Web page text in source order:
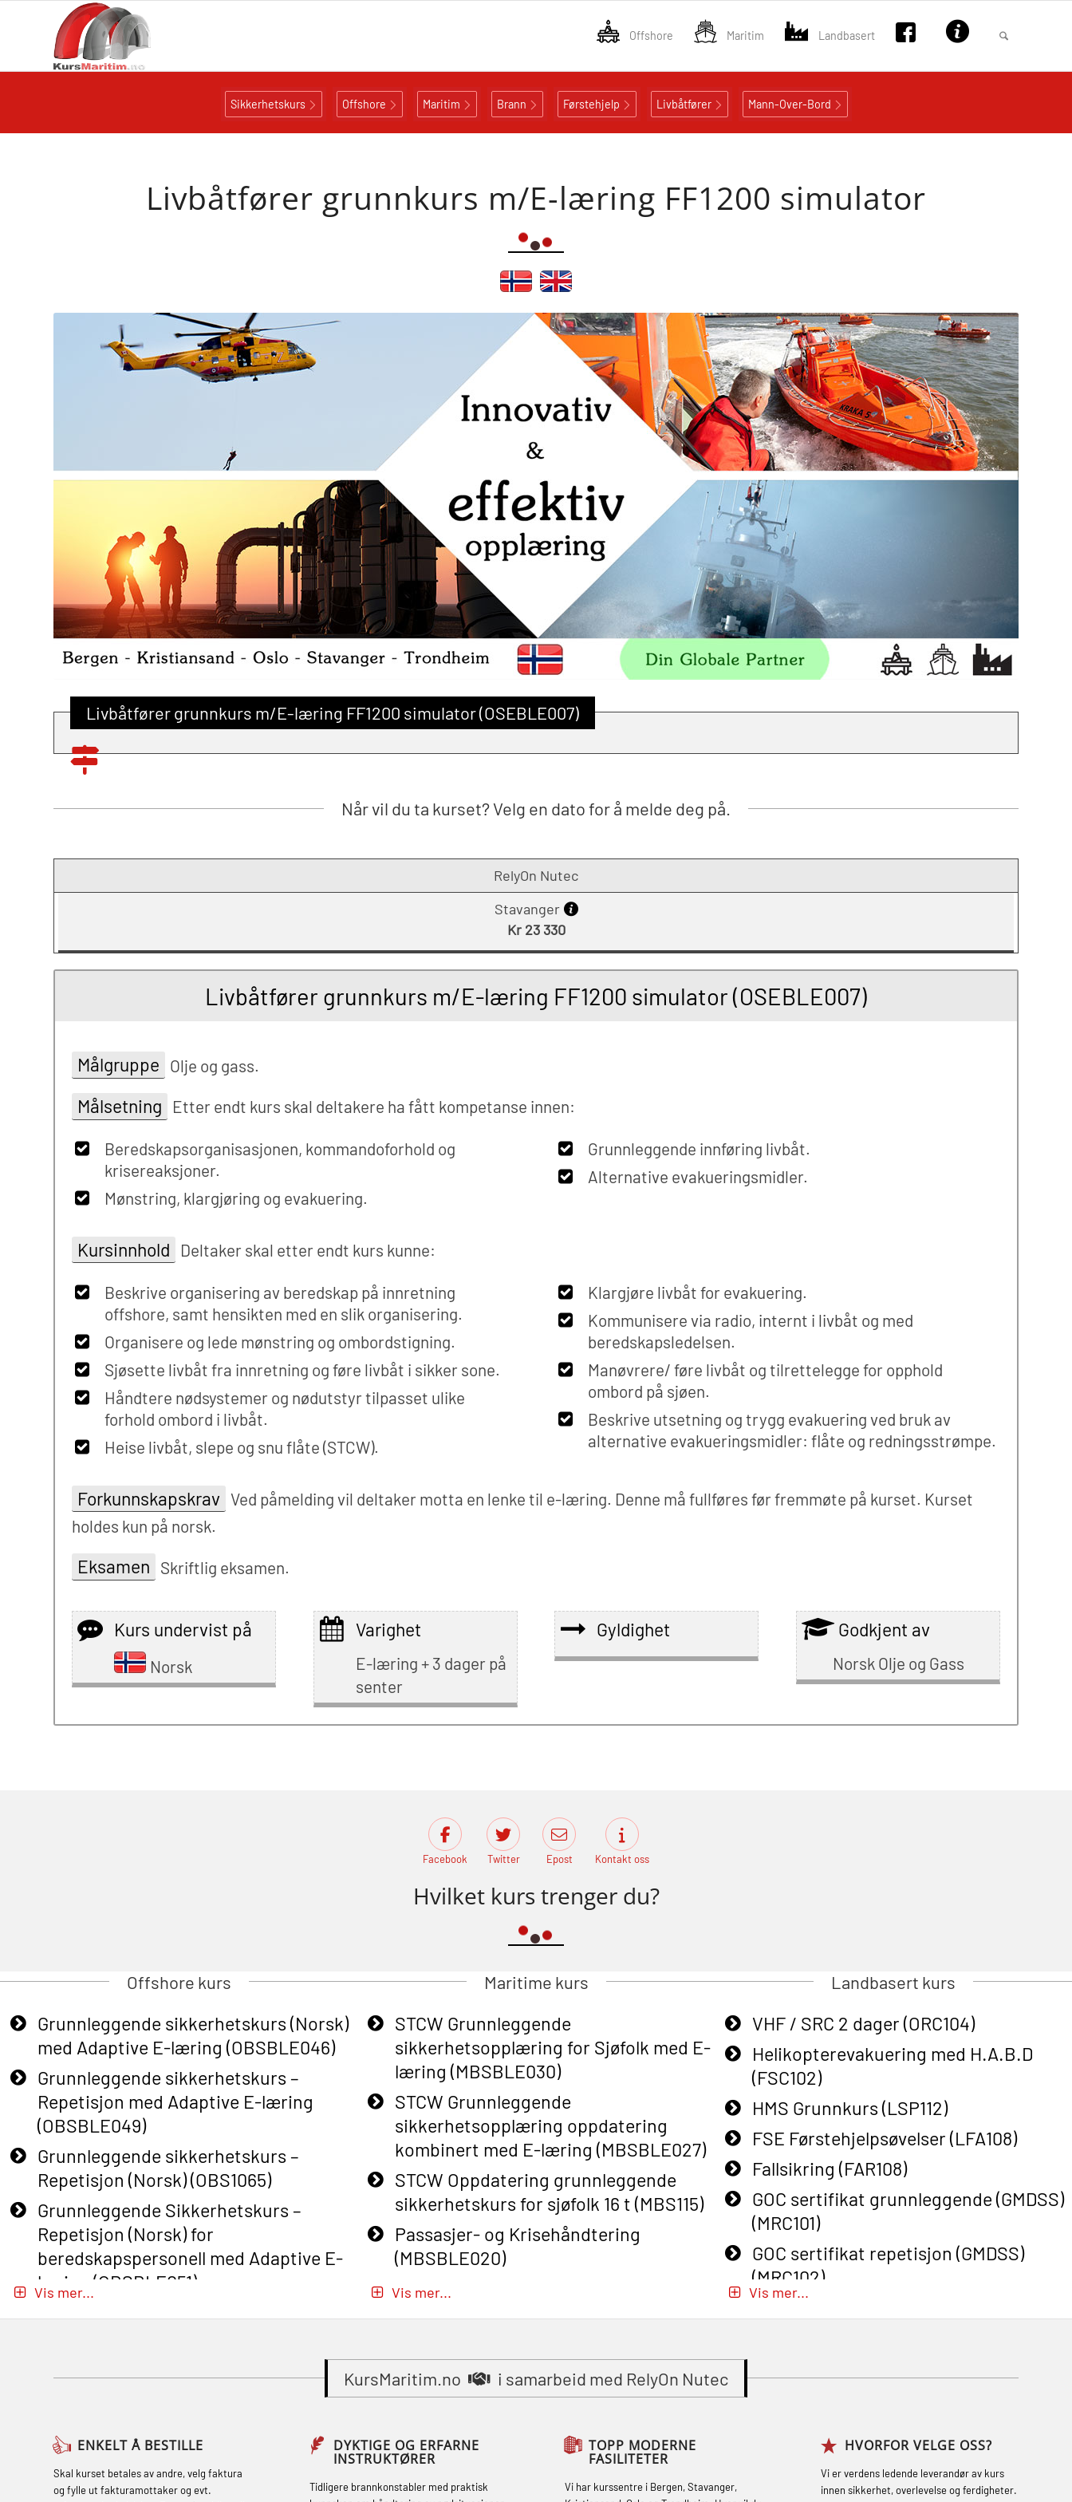
Offshore Maritim Landbasert
Sikkerhetskurs Offshore Maritim Brann Førstehjelp Livbåtfører Mann-Over-Bord
Livbåtfører grunnkurs m/E-læring FF1200 simulator
Livbåtfører grunnkurs m/E-læring FF1200 simulator (OSEBLE007)
Når vil du ta kurset? Velg en dato for å melde deg på.
RelyOn Nutec
Stavanger
Kr 23 330
Livbåtfører grunnkurs m/E-læring FF1200 simulator (OSEBLE007)
Målgruppe Olje og gass.
Målsetning Etter endt kurs skal deltakere ha fått kompetanse innen:
Beredskapsorganisasjonen, kommandoforhold og
krisereaksjoner.
Mønstring, klargjøring og evakuering.
Grunnleggende innføring livbåt.
Alternative evakueringsmidler.
Kursinnhold Deltaker skal etter endt kurs kunne:
Beskrive organisering av beredskap på innretning
offshore, samt hensikten med en slik organisering.
Organisere og lede mønstring og ombordstigning.
Sjøsette livbåt fra innretning og føre livbåt i sikker sone.
Håndtere nødsystemer og nødutstyr tilpasset ulike
forhold ombord i livbåt.
Heise livbåt, slepe og snu flåte (STCW).
Klargjøre livbåt for evakuering.
Kommunisere via radio, internt i livbåt og med
beredskapsledelsen.
Manøvrere/ føre livbåt og tilrettelegge for opphold
ombord på sjøen.
Beskrive utsetning og trygg evakuering ved bruk av
alternative evakueringsmidler: flåte og redningsstrømpe.
Forkunnskapskrav Ved påmelding vil deltaker motta en lenke til e-læring. Denne må fullføres før fremmøte på kurset. Kurset
holdes kun på norsk.
Eksamen Skriftlig eksamen.
Kurs undervist på
Norsk
Varighet
E-læring + 3 dager på
senter
Gyldighet Godkjent av
Norsk Olje og Gass
Facebook Twitter Epost Kontakt oss
Hvilket kurs trenger du?
Offshore kurs
Grunnleggende sikkerhetskurs (Norsk)
med Adaptive E-læring (OBSBLE046)
Grunnleggende sikkerhetskurs –
Repetisjon med Adaptive E-læring
(OBSBLE049)
Grunnleggende sikkerhetskurs –
Repetisjon (Norsk) (OBS1065)
Grunnleggende Sikkerhetskurs –
Repetisjon (Norsk) for
beredskapspersonell med Adaptive E-
læring (OBSBLE051)
Basic Safety Training – Refresher
Course (English) (OBS1063)
Vis mer...
Maritime kurs
STCW Grunnleggende
sikkerhetsopplæring for Sjøfolk med E-
læring (MBSBLE030)
STCW Grunnleggende
sikkerhetsopplæring oppdatering
kombinert med E-læring (MBSBLE027)
STCW Oppdatering grunnleggende
sikkerhetskurs for sjøfolk 16 t (MBS115)
Passasjer- og Krisehåndtering
(MBSBLE020)
Passasjer- og Krisehåndtering
sikkerhetsopplæring for fiskere
(MBSBLE031)
sikkerhetsopplæring for fiskere
oppdatering (MBSBLE032)
Vis mer...
Landbasert kurs
VHF / SRC 2 dager (ORC104)
Helikopterevakuering med H.A.B.D
(FSC102)
HMS Grunnkurs (LSP112)
FSE Førstehjelpsøvelser (LFA108)
Fallsikring (FAR108)
GOC sertifikat grunnleggende (GMDSS)
(MRC101)
GOC sertifikat repetisjon (GMDSS)
(MRC102)
Grunnkurs Røykdykking Industrivern
Vis mer...
KursMaritim.no i samarbeid med RelyOn Nutec
ENKELT Å BESTILLE
Skal kurset betales av andre, velg faktura
og fylle ut fakturamottaker og evt.
DYKTIGE OG ERFARNE
INSTRUKTØRER
Tidligere brannkonstabler med praktisk
TOPP MODERNE
FASILITETER
Vi har kurssentre i Bergen, Stavanger,
HVORFOR VELGE OSS?
Vi er verdens ledende leverandør av kurs
innen sikkerhet, overlevelse og ferdigheter.